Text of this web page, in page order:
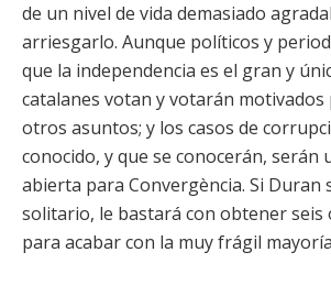
de un nivel de vida demasiado
arriesgarlo. Aunque políticos y
que la independencia es el gran y
catalanes votan y votarán motivados
otros asuntos; y los casos de
conocido, y que se conocerán, serán
abierta para Convergència. Si Duran
solitario, le bastará con obtener seis
para acabar con la muy frágil